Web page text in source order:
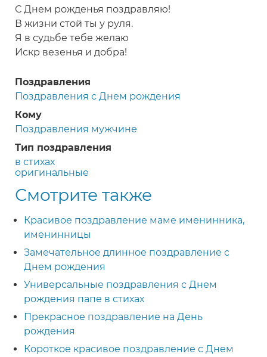
С Днем рожденья поздравляю!
В жизни стой ты у руля.
Я в судьбе тебе желаю
Искр везенья и добра!
Поздравления
Поздравления с Днем рождения
Кому
Поздравления мужчине
Тип поздравления
в стихах
оригинальные
Смотрите также
Красивое поздравление маме именинника,
именинницы
Замечательное длинное поздравление с
Днем рождения
Универсальные поздравления с Днем
рождения папе в стихах
Прекрасное поздравление на День
рождения
Короткое красивое поздравление с Днем